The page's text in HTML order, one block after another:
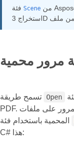
Scene
Open
PDF. يمكن للمطورين أيضًا تطبيق كلمة المرور على ملفات pdf
C# هذا: